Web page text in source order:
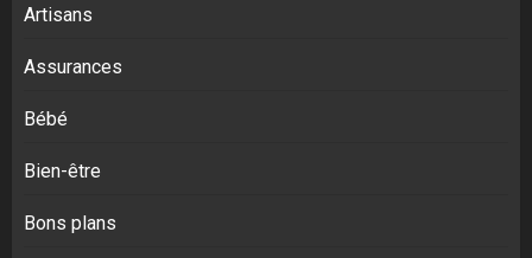
Artisans
Assurances
Bébé
Bien-être
Bons plans